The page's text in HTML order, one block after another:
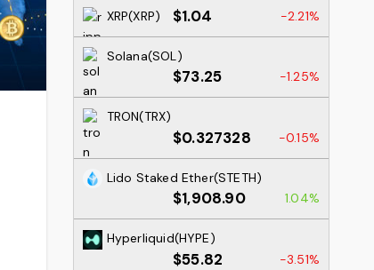
XRP(XRP) $1.04 -2.21%
Solana(SOL)
$73.25 -1.25%
TRON(TRX)
$0.327328 -0.15%
Lido Staked Ether(STETH)
$1,908.90 1.04%
Hyperliquid(HYPE)
$55.82 -3.51%